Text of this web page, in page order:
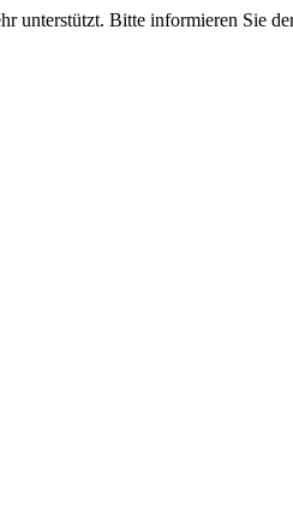
unterstützt. Bitte informieren Sie